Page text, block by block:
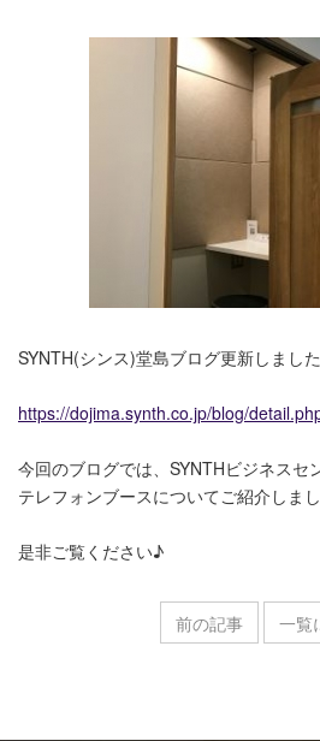
SYNTH(シンス)堂島ブログ更新しました
https://dojima.synth.co.jp/blog/
今回のブログでは、SYNTHビジネスセ
テレフォンブースについてご紹介しまし
是非ご覧ください♪
前の記事 一覧